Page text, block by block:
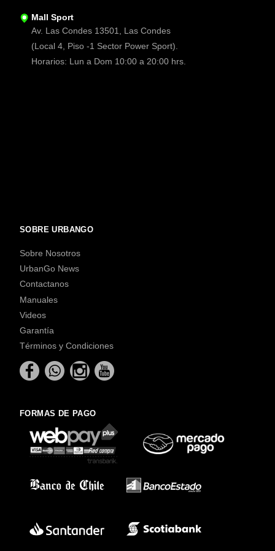
Mall Sport
Av. Las Condes 13501, Las Condes
(Local 4, Piso -1 Sector Power Sport).
Horarios: Lun a Dom 10:00 a 20:00 hrs.
SOBRE URBANGO
Sobre Nosotros
UrbanGo News
Contactanos
Manuales
Videos
Garantía
Términos y Condiciones
FORMAS DE PAGO